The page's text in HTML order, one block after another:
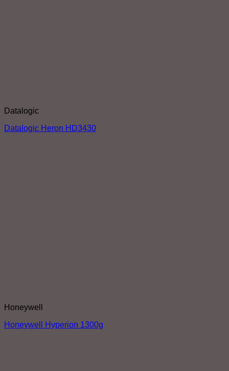
Datalogic
Datalogic Heron HD3430
Honeywell
Honeywell Hyperion 1300g